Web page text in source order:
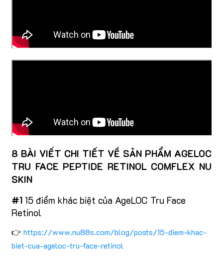
8 BÀI VIẾT CHI TIẾT VỀ SẢN PHẨM AGELOC
TRU FACE PEPTIDE RETINOL COMFLEX NU
SKIN
#1 15 điểm khác biệt của AgeLOC Tru Face
Retinol
👉 https://www.nu88s.com/blog/posts/15-diem-khac-
biet-cua-ageloc-tru-face-retinol